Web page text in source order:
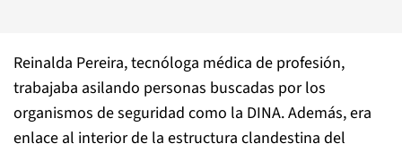
Reinalda Pereira, tecnóloga médica de profesión,
trabajaba asilando personas buscadas por los
organismos de seguridad como la DINA. Además, era
enlace al interior de la estructura clandestina del